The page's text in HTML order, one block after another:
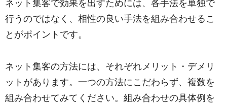
ネット集客で効果を出すためには、各手法を単独で
行うのではなく、相性の良い手法を組み合わせるこ
とがポイントです。
ネット集客の方法には、それぞれメリット・デメリ
ットがあります。一つの方法にこだわらず、複数を
組み合わせてみてください。組み合わせの具体例を